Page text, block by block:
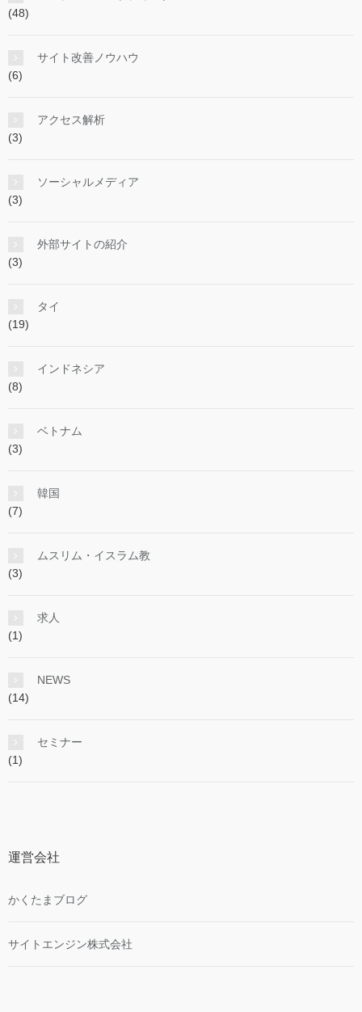
(48)
サイト改善ノウハウ
(6)
アクセス解析
(3)
ソーシャルメディア
(3)
外部サイトの紹介
(3)
タイ
(19)
インドネシア
(8)
ベトナム
(3)
韓国
(7)
ムスリム・イスラム教
(3)
求人
(1)
NEWS
(14)
セミナー
(1)
運営会社
かくたまブログ
サイトエンジン株式会社